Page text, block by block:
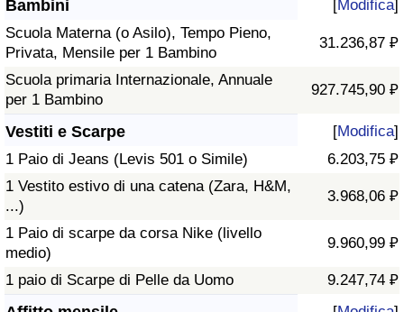
Bambini Modifica]
Scuola Materna (o Asilo), Tempo Pieno,
Privata, Mensile per 1 Bambino
31.236,87 ₽
Scuola primaria Internazionale, Annuale
per 1 Bambino
927.745,90 ₽
Vestiti e Scarpe [Modifica]
1 Paio di Jeans (Levis 501 o Simile)
6.203,75 ₽
1 Vestito estivo di una catena (Zara, H&M,
...)
3.968,06 ₽
1 Paio di scarpe da corsa Nike (livello
medio)
9.960,99 ₽
1 paio di Scarpe di Pelle da Uomo 9.247,74 ₽